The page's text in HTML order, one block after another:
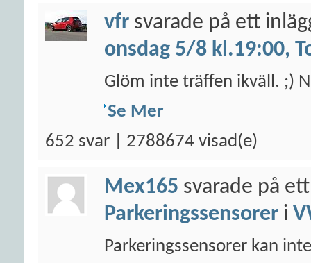
vfr svarade på ett
onsdag 5/8 kl.19:00,
Glöm inte träffen ikväll. ;)
Se Mer
652 svar | 2788674 visad(e)
Mex165 svarade på
Parkeringssensorer i
Parkeringssensorer kan